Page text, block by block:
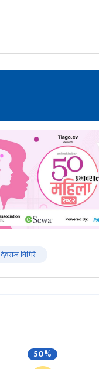
देवराज घिमिरे
50%